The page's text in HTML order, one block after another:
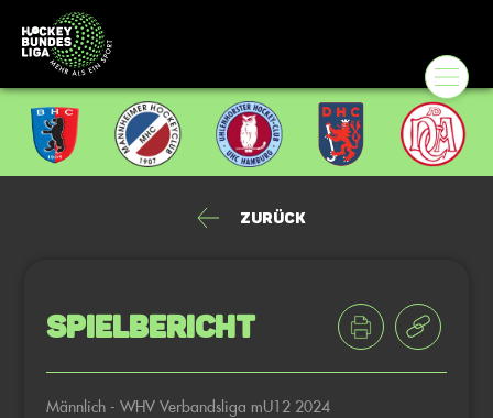
Zurück
Spielbericht
Männlich - WHV Verbandsliga mU12 2024